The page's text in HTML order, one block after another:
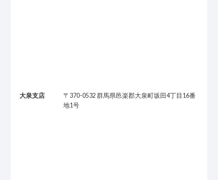
大泉支店
〒370-0532 群馬県邑楽郡大泉町坂田4丁目16番
地1号